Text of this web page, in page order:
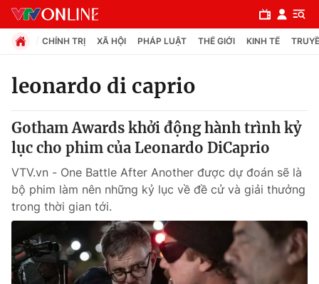
Chuyên mục
Chính trị
Xã hội
Pháp luật
Y tế
CHÍNH TRỊ XÃ HỘI PHÁP LUẬT THẾ GIỚI KINH TẾ
leonardo di caprio
Gotham Awards khởi động hành trình kỷ
lục cho phim của Leonardo DiCaprio
VTV.vn - One Battle After Another được dự đoán sẽ là
bộ phim làm nên những kỷ lục về đề cử và giải thưởng
trong thời gian tới.